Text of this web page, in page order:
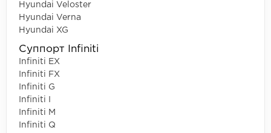
Hyundai Veloster
Hyundai Verna
Hyundai XG
Суппорт Infiniti
Infiniti EX
Infiniti FX
Infiniti G
Infiniti I
Infiniti M
Infiniti Q